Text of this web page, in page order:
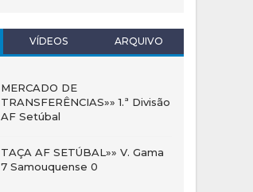
VÍDEOS ARQUIVO
MERCADO DE
TRANSFERÊNCIAS»» 1.ª Divisão
AF Setúbal
TAÇA AF SETÚBAL»» V. Gama
7 Samouquense 0